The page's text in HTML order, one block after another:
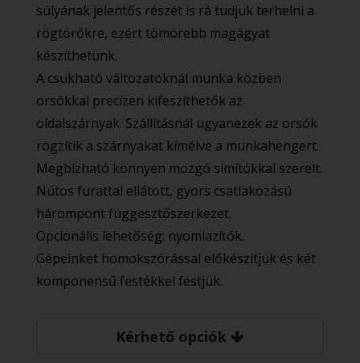
súlyának jelentős részét is rá tudjuk terhelni a
rögtörőkre, ezért tömörebb magágyat
készíthetünk.
A csukható változatoknál munka közben
orsókkal precízen kifeszíthetők az
oldalszárnyak. Szállításnál ugyanezek az orsók
rögzítik a szárnyakat kímélve a munkahengert.
Megbízható könnyen mozgó simítókkal szerelt.
Nútos furattal ellátott, gyors csatlakozású
hárompont függesztőszerkezet.
Opcionális lehetőség: nyomlazítók.
Gépeinket homokszórással előkészítjük és két
komponensű festékkel festjük.
Kérhető opciók